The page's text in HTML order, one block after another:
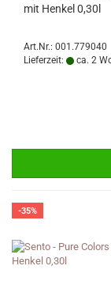
mit Henkel 0,30l
Art.Nr.: 001.779040
Lieferzeit:
ca. 2
-35%